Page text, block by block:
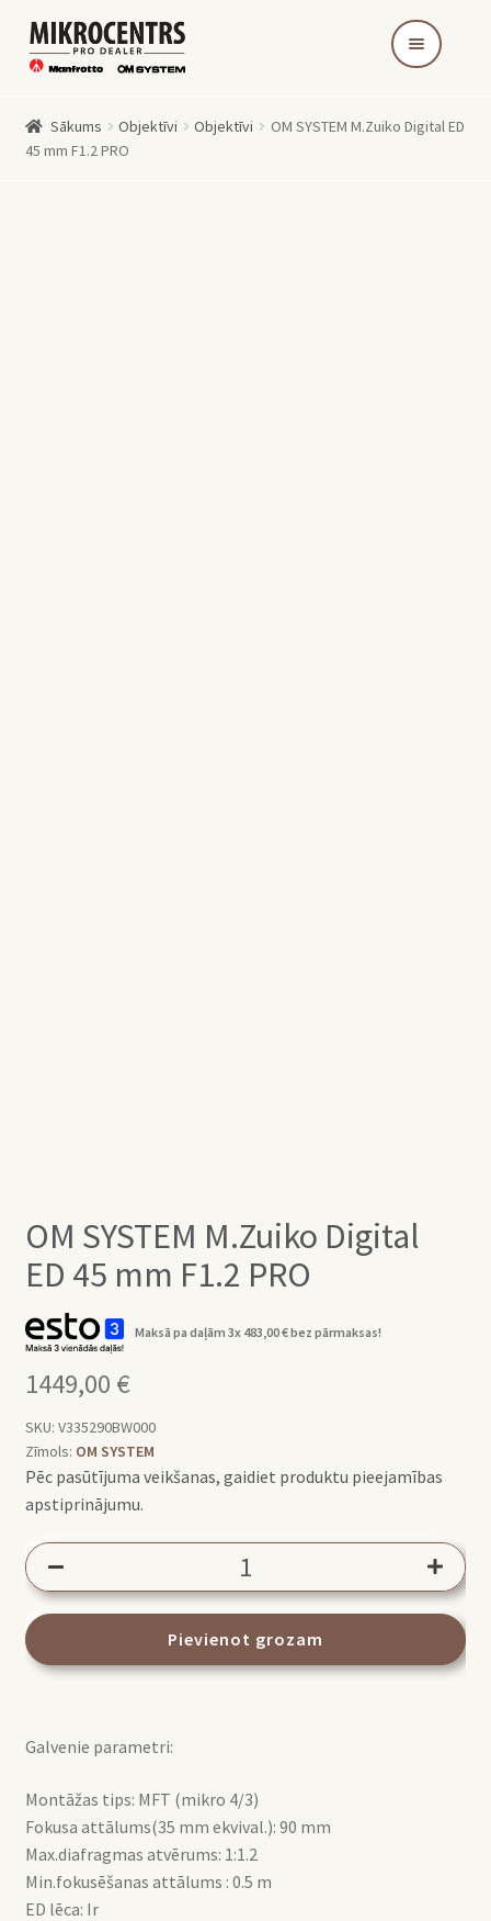
Skip
to
Skip
to
Sākums Objektīvi Objektīvi
OM SYSTEM M.Zuiko Digital ED
45 mm F1.2 PRO
OM SYSTEM M.Zuiko Digital
ED 45 mm F1.2 PRO
Maksā pa daļām 3x 483,00€bez pārmaksas!
1449,00 €
SKU: V335290BW000
Zīmols: OM SYSTEM
Pēc pasūtījuma veikšanas, gaidiet produktu pieejamības
apstiprinājumu.
M.Zuiko
ED
F1.2
daudzums
Pievienot grozam
Galvenie parametri:
Montāžas tips: MFT (mikro 4/3)
Fokusa attālums(35 mm ekvival.): 90 mm
Max.diafragmas atvērums: 1:1.2
Min.fokusēšanas attālums : 0.5 m
ED lēca: Ir